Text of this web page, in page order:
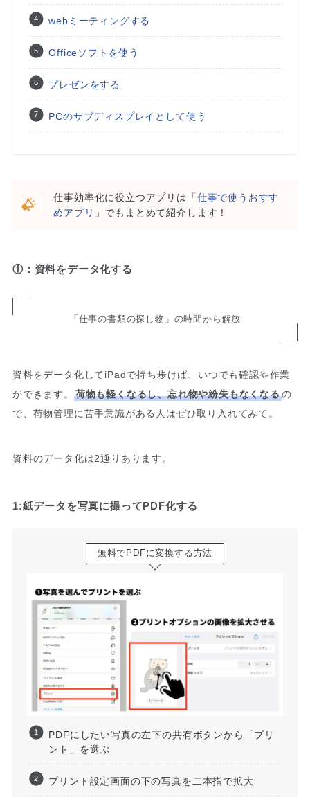
webミーティングする
Officeソフトを使う
プレゼンをする
PCのサブディスプレイとして使う
仕事効率化に役立つアプリは「仕事で使うおすす
めアプリ 」でもまとめて紹介します！
①：資料をデータ化する
「仕事の書類の探し物」の時間から解放
資料をデータ化してiPadで持ち歩けば、いつでも確認や作業
ができます。
荷物も軽くなるし、忘れ物や紛失もなくなるの
で、荷物管理に苦手意識がある人はぜひ取り入れてみて。
資料のデータ化は2通りあります。
1:紙データを写真に撮ってPDF化する
無料でPDFに変換する方法
PDFにしたい写真の左下の共有ボタンから「プリ
ント」を選ぶ
プリント設定画面の下の写真を二本指で拡大